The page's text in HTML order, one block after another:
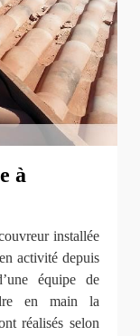
à
installée
activité depuis
équipe de
en main la
réalisés selon